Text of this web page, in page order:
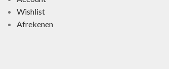
Wishlist
Afrekenen